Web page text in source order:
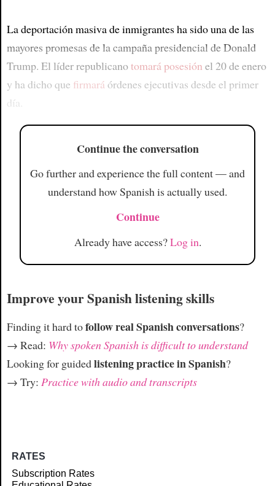
La deportación masiva de inmigrantes ha sido una de las
mayores promesas de la campaña presidencial de Donald
Trump. El líder republicanotomará posesión el 20 de enero
y ha dicho que firmará órdenes ejecutivas desde el primer
día.
Continue the conversation
Go further and experience the full content — and
understand how Spanish is actually used.
Continue
Already have access?Log in.
Improve your Spanish listening skills
Finding it hard tofollow real Spanish conversations?
→ Read: Why spoken Spanish is difficult to understand
Looking for guidedlistening practice in Spanish?
→ Try: Practice with audio and transcripts
RATES
Subscription Rates